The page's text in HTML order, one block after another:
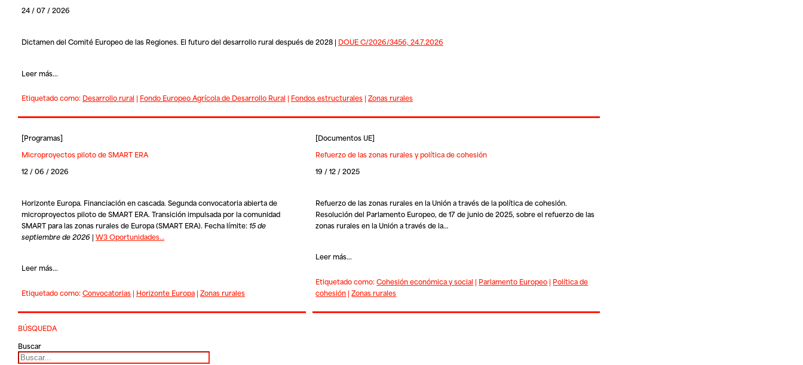
24 / 07 / 2026
Dictamen del Comité Europeo de las Regiones. El futuro del desarrollo rural después de 2028 | DOUE C/2026/3456, 24.7.2026
Leer más...
Etiquetado como: Desarrollo rural | Fondo Europeo Agrícola de Desarrollo Rural | Fondos estructurales| Zonas rurales
[Programas]
Microproyectos piloto de SMART ERA
12 / 06 / 2026
Horizonte Europa. Financiación en cascada. Segunda convocatoria abierta de
microproyectos piloto de SMART ERA. Transición impulsada por la comunidad
SMART para las zonas rurales de Europa (SMART ERA). Fecha límite:15 de
septiembre de 2026| W3 Oportunidades…
Leer más...
Etiquetado como:Convocatorias| Horizonte Europa| Zonas rurales
[Documentos UE]
Refuerzo de las zonas rurales y política de cohesión
19 / 12 / 2025
Refuerzo de las zonas rurales en la Unión a través de la política de cohesión.
Resolución del Parlamento Europeo, de 17 de junio de 2025, sobre el refuerzo de las
zonas rurales en la Unión a través de la…
Leer más...
Etiquetado como:Cohesión económica y social | Parlamento Europeo | Política de
cohesión |Zonas rurales
BÚSQUEDA
Buscar